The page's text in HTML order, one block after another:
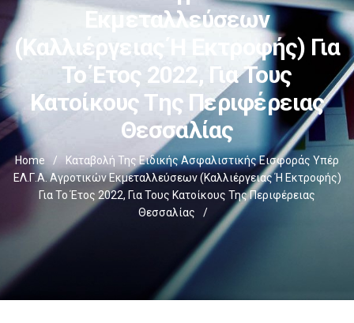
Εκμεταλλεύσεων
(καλλιέργειας Ή Εκτροφής) Για
Το Έτος 2022, Για Τους
Κατοίκους Της Περιφέρειας
Θεσσαλίας
Home /
Καταβολή Της Ειδικής Ασφαλιστικής Εισφοράς Υπέρ
ΕΛ.Γ.Α. Αγροτικών Εκμεταλλεύσεων (καλλιέργειας Ή Εκτροφής)
Για Το Έτος 2022, Για Τους Κατοίκους Της Περιφέρειας
Θεσσαλίας
/